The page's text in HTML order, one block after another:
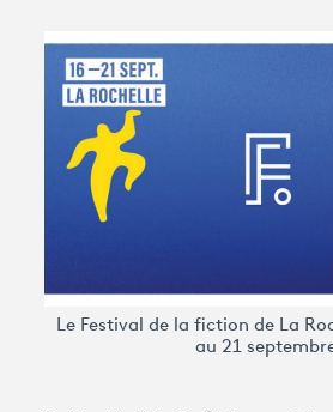
connexion
Le Festival de la fiction de La
au 21